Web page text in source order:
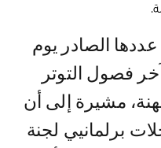
9 يوليوز 2026، آخر فصول التوتر
مشيرة إلى أن
برلمانيي لجنة